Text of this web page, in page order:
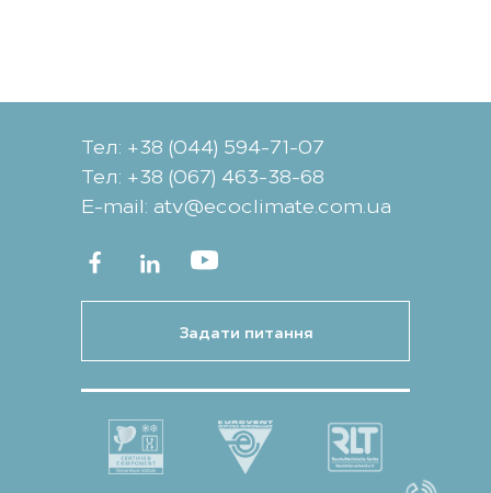
Тел: +38 (044) 594-71-07
Тел: +38 (067) 463-38-68
Е-mail: atv@ecoclimate.com.ua
Задати питання